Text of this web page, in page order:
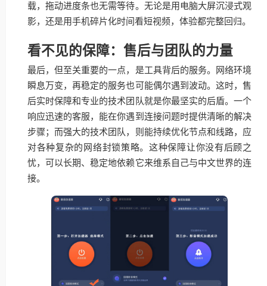
载，拖动进度条也无需等待。无论是用电脑大屏沉浸式观
影，还是用手机碎片化时间看短视频，体验都完整回归。
看不见的保障：售后与团队的力量
最后，但至关重要的一点，是工具背后的服务。网络环境
瞬息万变，再稳定的服务也可能偶尔遇到波动。这时，售
后实时保障和专业的技术团队就是你最坚实的后盾。一个
响应迅速的客服，能在你遇到连接问题时提供清晰的解决
步骤；而强大的技术团队，则能持续优化节点和线路，应
对各种复杂的网络封锁策略。这种保障让你没有后顾之
忧，可以长期、稳定地依赖它来维系自己与中文世界的连
接。